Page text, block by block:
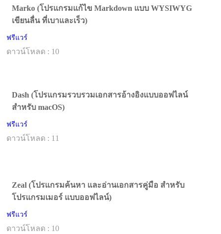
Marko (โปรแกรมแก้ไข Markdown แบบ WYSIWYG
เขียนลื่น ที่เบาและเร็ว)
ฟรีแวร์
ดาวน์โหลด : 10
Dash (โปรแกรมรวบรวมเอกสารอ้างอิงแบบออฟไลน์
สำหรับ macOS)
ฟรีแวร์
ดาวน์โหลด : 11
Zeal (โปรแกรมค้นหา และอ่านเอกสารคู่มือ สำหรับ
โปรแกรมเมอร์ แบบออฟไลน์)
ฟรีแวร์
ดาวน์โหลด : 10